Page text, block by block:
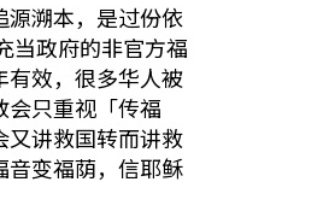
溯本，是过份依
当政府的非官方福
有效，很多华人被
只重视「传福
又讲救国转而讲救
音变福荫，信耶稣